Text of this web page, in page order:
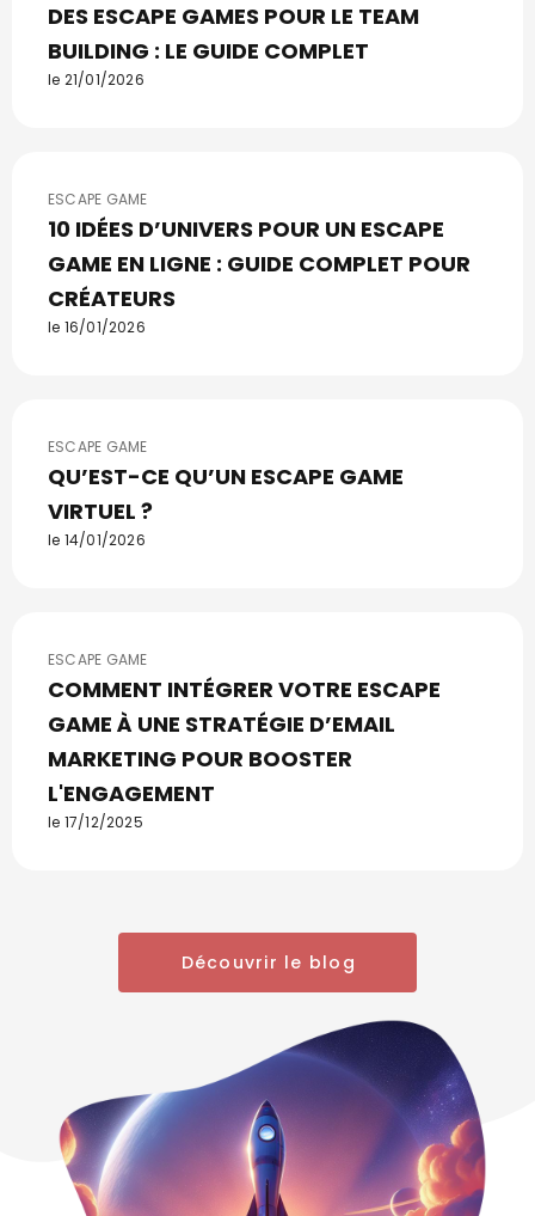
DES ESCAPE GAMES POUR LE TEAM
BUILDING : LE GUIDE COMPLET
le 21/01/2026
ESCAPE GAME
10 IDÉES D’UNIVERS POUR UN ESCAPE
GAME EN LIGNE : GUIDE COMPLET POUR
CRÉATEURS
le 16/01/2026
ESCAPE GAME
QU’EST-CE QU’UN ESCAPE GAME
VIRTUEL ?
le 14/01/2026
ESCAPE GAME
COMMENT INTÉGRER VOTRE ESCAPE
GAME À UNE STRATÉGIE D’EMAIL
MARKETING POUR BOOSTER
L'ENGAGEMENT
le 17/12/2025
Découvrir le blog